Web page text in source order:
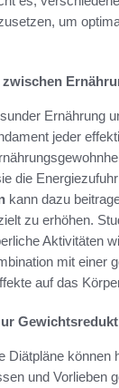
um
zwischen
Ernährung
jeder
die
kann dazu
zu erhöhen.
Aktivitäten
mit einer
auf das
Diätpläne können
und Vorlieben